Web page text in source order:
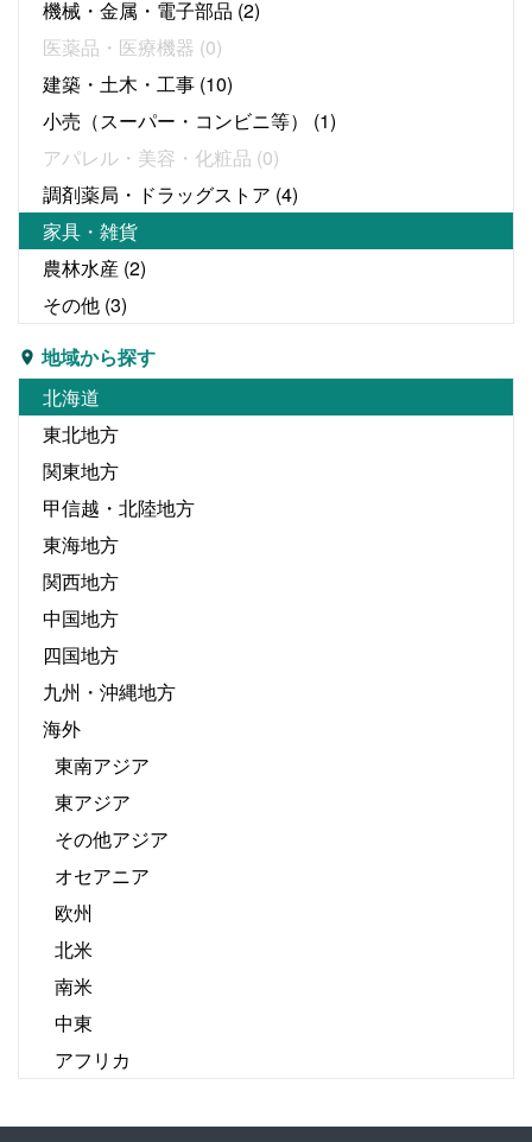
機械・金属・電子部品 (2)
医薬品・医療機器 (0)
建築・土木・工事 (10)
小売（スーパー・コンビニ等）
(1)
アパレル・美容・化粧品 (0)
調剤薬局・ドラッグストア (4)
家具・雑貨
農林水産 (2)
その他 (3)
地域から探す
北海道
東北地方
関東地方
甲信越・北陸地方
東海地方
関西地方
中国地方
四国地方
九州・沖縄地方
海外
東南アジア
東アジア
その他アジア
オセアニア
欧州
北米
南米
中東
アフリカ